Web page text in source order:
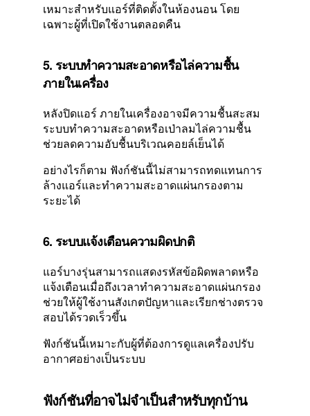
เหมาะสำหรับแอร์ที่ติดตั้งในห้องนอน โดย
เฉพาะผู้ที่เปิดใช้งานตลอดคืน
5. ระบบทำความสะอาดหรือไล่ความชื้น
ภายในเครื่อง
หลังปิดแอร์ ภายในเครื่องอาจมีความชื้นสะสม
ระบบทำความสะอาดหรือเป่าลมไล่ความชื้น
ช่วยลดความอับชื้นบริเวณคอยล์เย็นได้
อย่างไรก็ตาม ฟังก์ชันนี้ไม่สามารถทดแทนการ
ล้างแอร์และทำความสะอาดแผ่นกรองตาม
ระยะได้
6. ระบบแจ้งเตือนความผิดปกติ
แอร์บางรุ่นสามารถแสดงรหัสข้อผิดพลาดหรือ
แจ้งเตือนเมื่อถึงเวลาทำความสะอาดแผ่นกรอง
ช่วยให้ผู้ใช้งานสังเกตปัญหาและเรียกช่างตรวจ
สอบได้รวดเร็วขึ้น
ฟังก์ชันนี้เหมาะกับผู้ที่ต้องการดูแลเครื่องปรับ
อากาศอย่างเป็นระบบ
ฟังก์ชันที่อาจไม่จำเป็นสำหรับทุกบ้าน